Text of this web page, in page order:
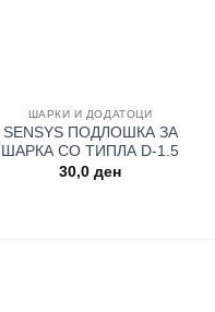
ШАРКИ И ДОДАТОЦИ
SENSYS ПОДЛОШКА ЗА
ШАРКА СО ТИПЛА D-1.5
30,0 ден